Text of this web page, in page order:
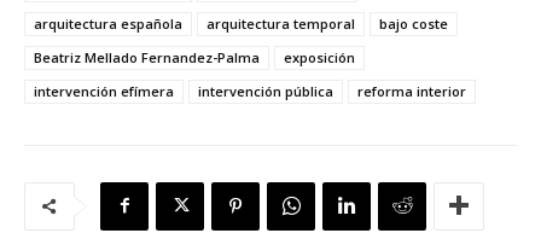
arquitectura española
arquitectura temporal
bajo coste
Beatriz Mellado Fernandez-Palma
exposición
intervención efímera
intervención pública reforma interior